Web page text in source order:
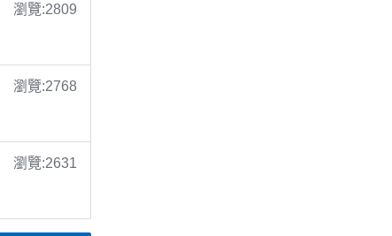
瀏覽:2809
瀏覽:2768
瀏覽:2631